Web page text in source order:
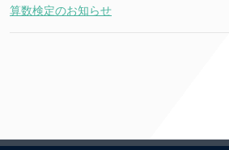
算数検定のお知らせ